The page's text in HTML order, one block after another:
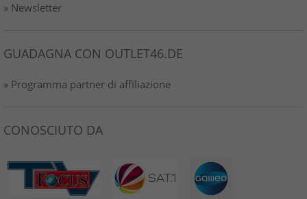
» Newsletter
GUADAGNA CON OUTLET46.DE
» Programma partner di affiliazione
CONOSCIUTO DA